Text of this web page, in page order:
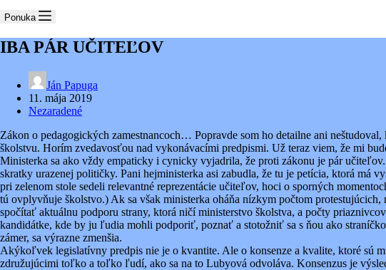
Ponuka
IBA PÁR UČITEĽOV
Ján Papuga
11. mája 2019
Nezaradené
Zákon o pedagogických zamestnancoch… Popravde som ho detailne ani
školstvu. Horím zvedavosťou nad vykonávacími predpismi. Už teraz viem, že mi
Ministerka sa ako vždy empaticky i cynicky vyjadrila, že proti zákonu je pár
skratky urazenej političky. Pani hejministerka asi zabudla, že tu je petícia, ktorá má
pri zelenom stole sedeli relevantné reprezentácie učiteľov, hoci o sporných
tú ovplyvňuje školstvo.) Ak sa však ministerka oháňa nízkym počtom
spočítať aktuálnu podporu strany, ktorá ničí ministerstvo školstva, a počty
kandidátke, kde by ju ľudia mohli podporiť, poznať a stotožniť sa s ňou ako
zámer, sa výrazne zmenšia.
Akýkoľvek legislatívny predpis nie je o kvantite. Ale o konsenze a kvalite, ktoré sú
združujúcimi toľko a toľko ľudí, ako sa na to Lubyová odvoláva. Konsenzus je